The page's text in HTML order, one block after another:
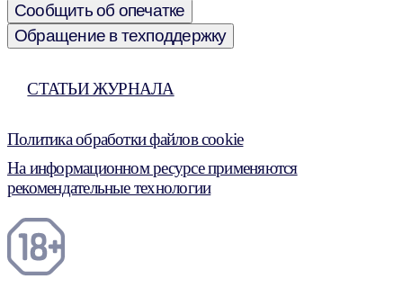
Сообщить об опечатке
Обращение в техподдержку
СТАТЬИ ЖУРНАЛА
Политика обработки файлов cookie
На информационном ресурсе применяются
рекомендательные технологии